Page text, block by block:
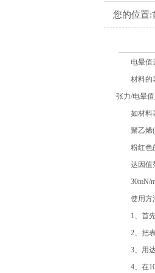
您的位置:
电晕值达
材料的表
张力/电晕
如材料表
聚乙烯
粉红色的
达因值
30mN/m
使用方
1、首先
2、把表
3、用达
4、在10